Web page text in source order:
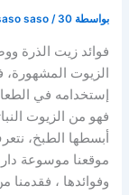
بواسطة saso /30 مايو، 2024
فوائد زيت الذرة
الزيوت المشهورة،
إستخدامه في
فهو من الزيوت
أبسطها الطبخ،
موقعنا موسوعة
وفوائدها ، فقدمنا